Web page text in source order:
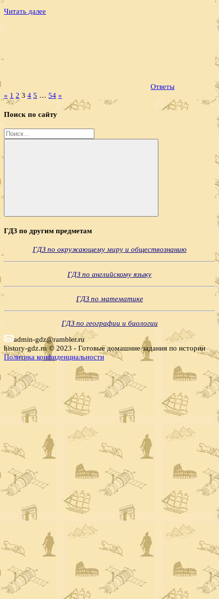
Читать далее
Ответы
Пагинация
записей
« Предыдущие
записи
1 2 3 4 5 … 54 Следующие
записи
»
Поиск по сайту
Найти:
Поиск
ГДЗ по другим предметам
ГДЗ по окружающему миру и обществознанию
ГДЗ по английскому языку
ГДЗ по математике
ГДЗ по географии и биологии
admin-gdz@rambler.ru
history-gdz.ru © 2023 - Готовые домашние задания по истории
Политика конфиденциальности